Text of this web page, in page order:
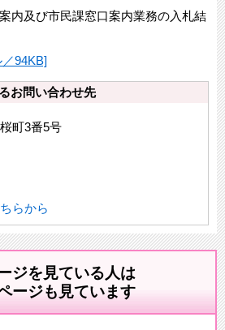
内及び市民課窓口案内業務の入札結
94KB]
お問い合わせ先
町3番5号
らから
ジを見ている人は
ージも見ています